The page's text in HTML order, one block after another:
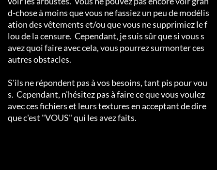
d-chose à moins que vous ne fassiez un peu de modélis
ation des vêtements et/ou que vous ne supprimiez le f
lou de la censure.  Cependant, je suis sûr que si vous s
avez quoi faire avec cela, vous pourrez surmonter ces
autres obstacles.
S'ils ne répondent pas à vos besoins, tant pis pour vou
s.  Cependant, n'hésitez pas à faire ce que vous voulez
avec ces fichiers et leurs textures en acceptant de dire
que c'est "VOUS" qui les avez faits.